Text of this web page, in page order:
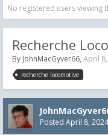
No registered users viewing
Recherche
By JohnMacGyver66, April
recherche locomotive
Posted April 8, 2024